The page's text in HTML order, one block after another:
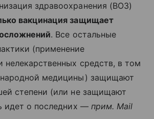
здравоохранения (ВОЗ)
вакцинация защищает
. Все остальные
(применение
нелекарственных средств, в том
народной медицины) защищают
степени (или не защищают
идет о последних — прим. Mail